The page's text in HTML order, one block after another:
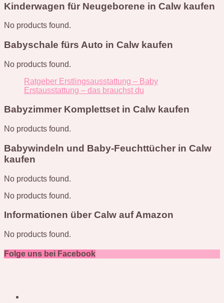
Kinderwagen für Neugeborene in Calw kaufen
No products found.
Babyschale fürs Auto in Calw kaufen
No products found.
Ratgeber Erstlingsausstattung – Baby
Erstausstattung – das brauchst du
Babyzimmer Komplettset in Calw kaufen
No products found.
Babywindeln und Baby-Feuchttücher in Calw
kaufen
No products found.
No products found.
Informationen über Calw auf Amazon
No products found.
Folge uns bei Facebook